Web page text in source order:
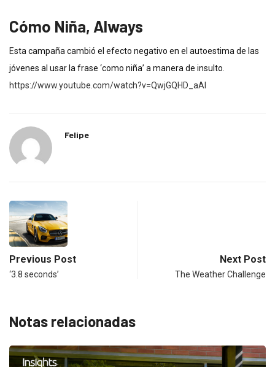
Cómo Niña, Always
Esta campaña cambió el efecto negativo en el autoestima de las
jóvenes al usar la frase ‘como niña’ a manera de insulto.
https://www.youtube.com/watch?v=QwjGQHD_aAI
Felipe
Previous Post
‘3.8 seconds’
Next Post
The Weather Challenge
Notas relacionadas